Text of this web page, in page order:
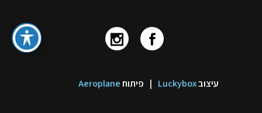
עיצובLuckybox
| פיתוח Aeroplane